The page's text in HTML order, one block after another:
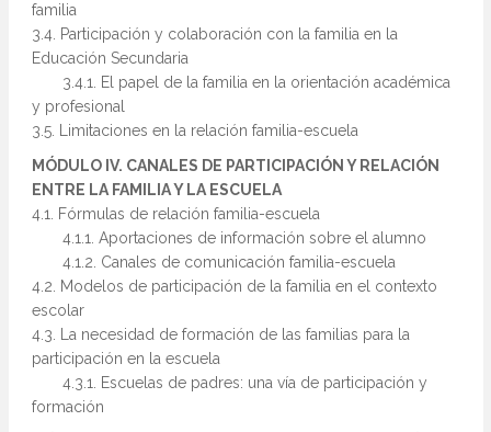
familia
3.4. Participación y colaboración con la familia en la
Educación Secundaria
3.4.1. El papel de la familia en la orientación académica
y profesional
3.5. Limitaciones en la relación familia-escuela
MÓDULO IV. CANALES DE PARTICIPACIÓN Y RELACIÓN
ENTRE LA FAMILIA Y LA ESCUELA
4.1. Fórmulas de relación familia-escuela
4.1.1. Aportaciones de información sobre el alumno
4.1.2. Canales de comunicación familia-escuela
4.2. Modelos de participación de la familia en el contexto
escolar
4.3. La necesidad de formación de las familias para la
participación en la escuela
4.3.1. Escuelas de padres: una vía de participación y
formación